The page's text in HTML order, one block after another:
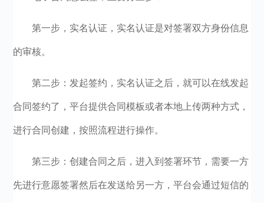
第一步，实名认证，实名认证是对签署双方身份信息
的审核。
第二步：发起签约，实名认证之后，就可以在线发起
合同签约了，平台提供合同模板或者本地上传两种方式，
进行合同创建，按照流程进行操作。
第三步：创建合同之后，进入到签署环节，需要一方
先进行意愿签署然后在发送给另一方，平台会通过短信的